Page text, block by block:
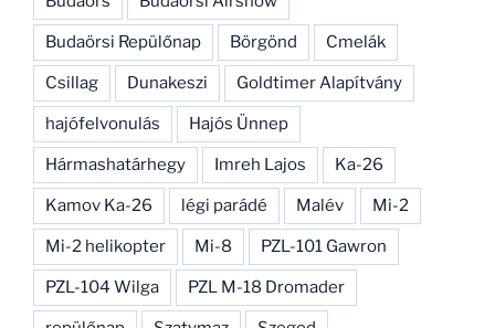
Budaörsi Repülőnap Börgönd Cmelák
Csillag Dunakeszi Goldtimer Alapítvány
hajófelvonulás Hajós Ünnep
Hármashatárhegy Imreh Lajos Ka-26
Kamov Ka-26 légi parádé Malév Mi-2
Mi-2 helikopter Mi-8 PZL-101 Gawron
PZL-104 Wilga PZL M-18 Dromader